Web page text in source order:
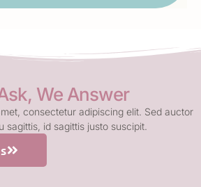
We Answer
consectetur adipiscing elit. Sed auctor
sagittis, id sagittis justo suscipit.